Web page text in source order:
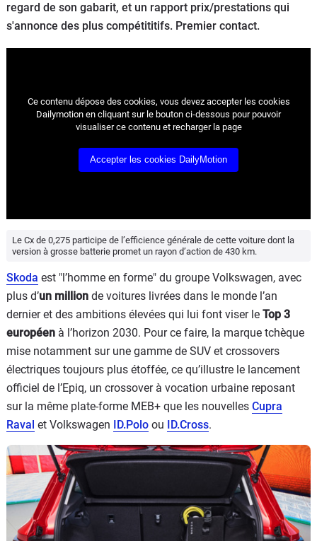
Forum
regard de son gabarit, et un rapport prix/prestations qui
s'annonce des plus compétititifs. Premier contact.
Ce contenu dépose des cookies, vous devez accepter les cookies
Dailymotion en cliquant sur le bouton ci-dessous pour pouvoir
visualiser ce contenu et recharger la page
Accepter les cookies DailyMotion
Le Cx de 0,275 participe de l’efficience générale de cette voiture dont la
version à grosse batterie promet un rayon d’action de 430 km.
Skoda est "l’homme en forme" du groupe Volkswagen, avec
plus d’un million de voitures livrées dans le monde l’an
dernier et des ambitions élevées qui lui font viser le Top 3
européen à l’horizon 2030. Pour ce faire, la marque tchèque
mise notamment sur une gamme de SUV et crossovers
électriques toujours plus étoffée, ce qu’illustre le lancement
officiel de l’Epiq, un crossover à vocation urbaine reposant
sur la même plate-forme MEB+ que les nouvelles Cupra
Raval et Volkswagen ID.Polo ou ID.Cross.